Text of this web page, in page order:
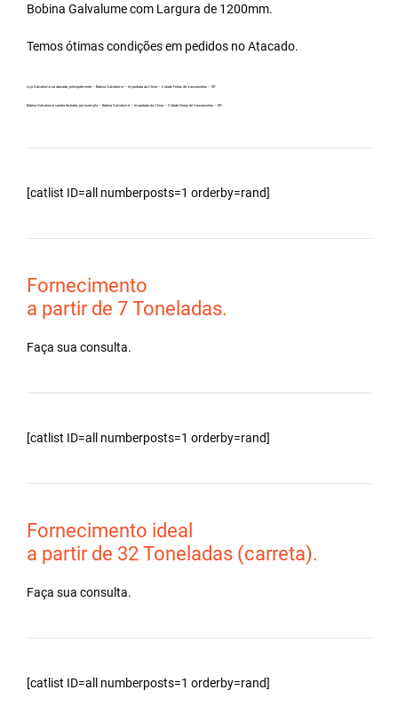
Bobina Galvalumecom Largura de 1200mm.
Temos ótimas condições em pedidos no Atacado.
Aço Galvalume no atacado, principalmente – Bobina Galvalume – Importada da China – Cidade Ferraz de Vasconcelos – SP.
Bobina Galvalume carreta fechada, por exemplo – Bobina Galvalume – Importada da China – Cidade Ferraz de Vasconcelos – SP.
[catlist ID=all numberposts=1 orderby=rand]
Fornecimento
a partir de 7 Toneladas.
Faça sua consulta.
[catlist ID=all numberposts=1 orderby=rand]
Fornecimento ideal
a partir de 32 Toneladas (carreta).
Faça sua consulta.
[catlist ID=all numberposts=1 orderby=rand]